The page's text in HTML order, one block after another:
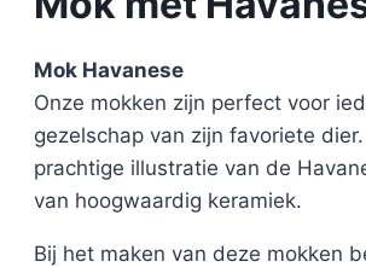
Mok Havanese
Onze mokken zijn perfect voor
gezelschap van zijn favoriete
prachtige illustratie van de
van hoogwaardig keramiek.
Bij het maken van deze mokken